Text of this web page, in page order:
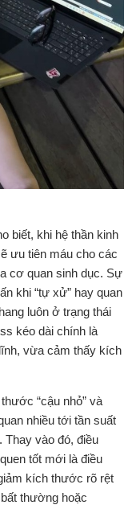
biết, khi hệ thần kinh
ưu tiên máu cho các
cơ quan sinh dục. Sự
khi “tự xử” hay quan
luôn ở trạng thái
kéo dài chính là
vừa cảm thấy kích
“cậu nhỏ” và
nhiều tới tần suất
Thay vào đó, điều
tốt mới là điều
kích thước rõ rệt
thường hoặc